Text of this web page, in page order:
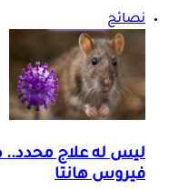
نصائح
ليس له علاج
فيروس هانتا